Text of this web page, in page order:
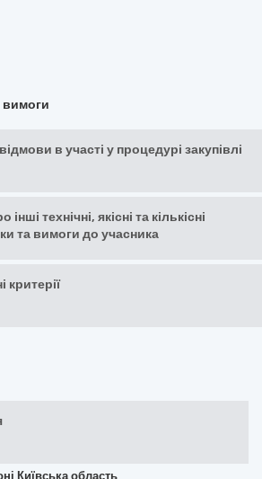
вимоги
в участі у процедурі закупівлі
технічні, якісні та кількісні
та вимоги до учасника
критерії
Київська область